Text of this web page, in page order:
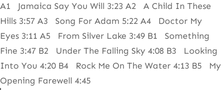
B
r
o
w
n
e
A1 Jamaica Say You Will 3:23 A2 A Child In These
Hills 3:57 A3 Song For Adam 5:22 A4 Doctor My
Eyes 3:11 A5 From Silver Lake 3:49 B1 Something
Fine 3:47 B2 Under The Falling Sky 4:08 B3 Looking
Into You 4:20 B4 Rock Me On The Water 4:13 B5 My
Opening Farewell 4:45